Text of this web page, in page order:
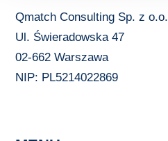
Qmatch Consulting Sp. z o.o.
Ul. Świeradowska 47
02-662 Warszawa
NIP: PL5214022869